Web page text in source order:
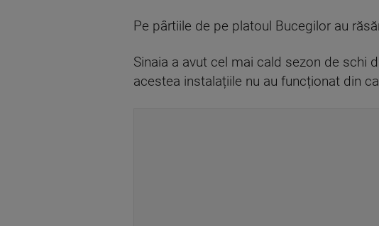
Pe pârtiile de pe platoul Bucegilor au
Sinaia a avut cel mai cald sezon de schi
acestea instalațiile nu au funcționat din